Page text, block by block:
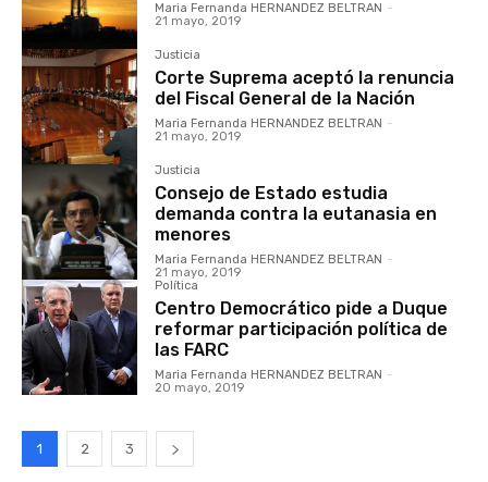
Maria Fernanda HERNANDEZ BELTRAN -
21 mayo, 2019
Justicia
Corte Suprema aceptó la renuncia
del Fiscal General de la Nación
Maria Fernanda HERNANDEZ BELTRAN -
21 mayo, 2019
Justicia
Consejo de Estado estudia
demanda contra la eutanasia en
menores
Maria Fernanda HERNANDEZ BELTRAN -
21 mayo, 2019
Política
Centro Democrático pide a Duque
reformar participación política de
las FARC
Maria Fernanda HERNANDEZ BELTRAN -
20 mayo, 2019
1 2 3